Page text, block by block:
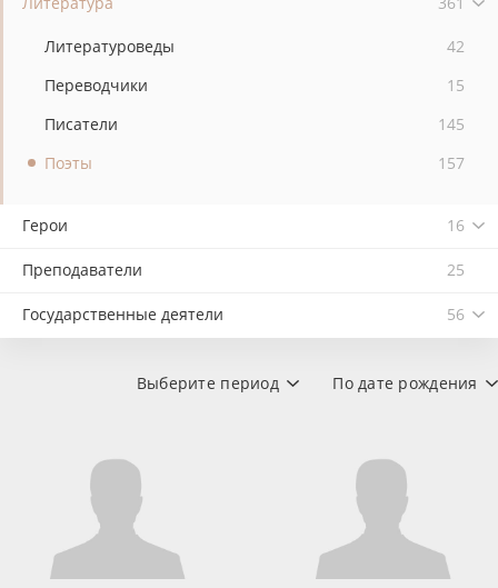
Литературоведы
42
Переводчики
15
Писатели
145
Поэты
157
Герои 16
Преподаватели 25
Государственные деятели 56
По дате рождения
Выберите период